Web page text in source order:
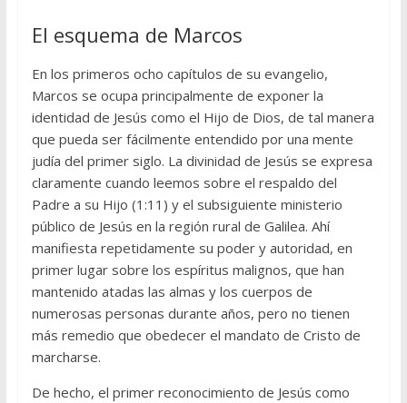
El esquema de Marcos
En los primeros ocho capítulos de su evangelio,
Marcos se ocupa principalmente de exponer la
identidad de Jesús como el Hijo de Dios, de tal manera
que pueda ser fácilmente entendido por una mente
judía del primer siglo. La divinidad de Jesús se expresa
claramente cuando leemos sobre el respaldo del
Padre a su Hijo (1:11) y el subsiguiente ministerio
público de Jesús en la región rural de Galilea. Ahí
manifiesta repetidamente su poder y autoridad, en
primer lugar sobre los espíritus malignos, que han
mantenido atadas las almas y los cuerpos de
numerosas personas durante años, pero no tienen
más remedio que obedecer el mandato de Cristo de
marcharse.
De hecho, el primer reconocimiento de Jesús como